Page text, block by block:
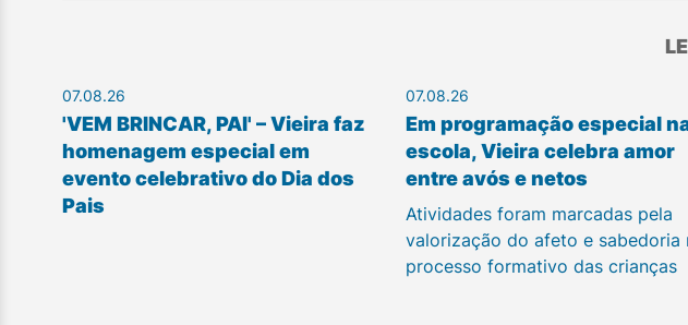
07.08.26
'VEM BRINCAR, PAI' – Vieira faz
homenagem especial em
evento celebrativo do Dia dos
Pais
07.08.26
Em programação especial
escola, Vieira celebra amor
entre avós e netos
Atividades foram marcadas pela
valorização do afeto e sabedoria
processo formativo das crianças